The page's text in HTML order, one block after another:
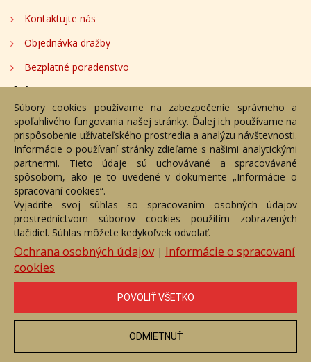
Kontaktujte nás
Objednávka dražby
Bezplatné poradenstvo
Adresa
Nižný Hrušov 333, 094 22, Slovenská republika
+421 905 356 921
+421 905 959 101
dartesro@dartesro.sk
Hlavná stránka Aukčný katalóg
Objednávka dražby
Termíny aukcií
Online Aukcia
DARTE AUKČNÁ SPOLOČNOSŤ s.r.o. © 2007 - 2026
Akékoľvek používanie obrazových a textových súčastí tejto stránky je
podmienené výslovným súhlasom jej vlastníka. Všetky práva sú
vyhradené.
Súbory cookies používame na zabezpečenie správneho a
spoľahlivého fungovania našej stránky. Ďalej ich používame na
prispôsobenie užívateľského prostredia a analýzu návštevnosti.
Informácie o používaní stránky zdieľame s našimi analytickými
partnermi. Tieto údaje sú uchovávané a spracovávané
spôsobom, ako je to uvedené v dokumente „Informácie o
spracovaní cookies“.
Vyjadrite svoj súhlas so spracovaním osobných údajov
prostredníctvom súborov cookies použitím zobrazených
tlačidiel. Súhlas môžete kedykoľvek odvolať.
Ochrana osobných údajov| Informácie o spracovaní
cookies
POVOLIŤ VŠETKO
ODMIETNUŤ